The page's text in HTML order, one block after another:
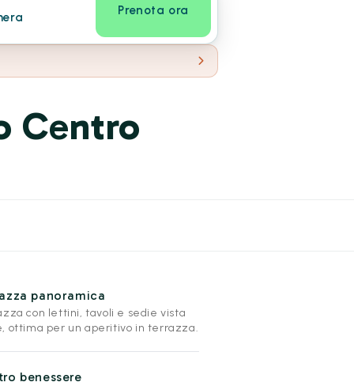
Prenota ora
Centro
panoramica
con lettini, tavoli e sedie vista
ottima per un aperitivo in terrazza.
benessere